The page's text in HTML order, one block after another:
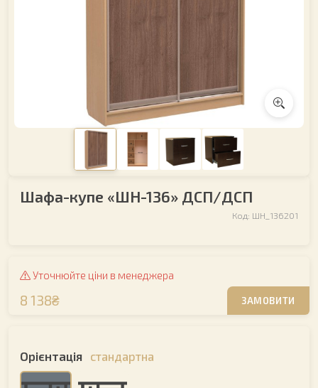
Шафа-купе «ШН-136» ДСП/ДСП
Код: ШН_136201
Уточнюйте ціни в менеджера
8 138₴ ЗАМОВИТИ
Орієнтація стандартна